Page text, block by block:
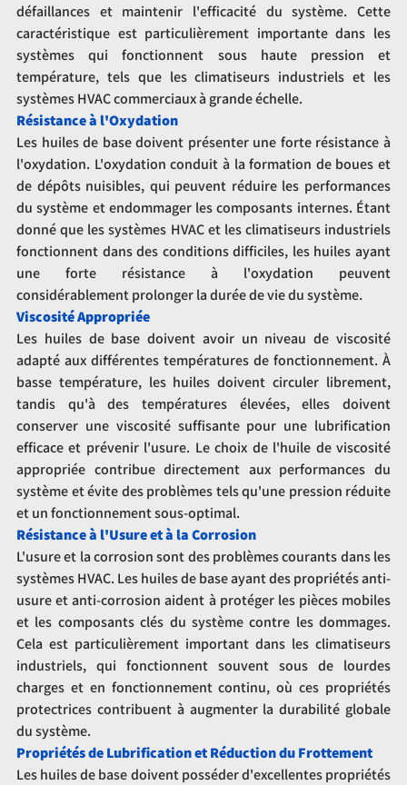
défaillances et maintenir l'efficacité du système. Cette
caractéristique est particulièrement importante dans les
systèmes qui fonctionnent sous haute pression et
température, tels que les climatiseurs industriels et les
systèmes HVAC commerciaux à grande échelle.
Résistance à l'Oxydation
Les huiles de base doivent présenter une forte résistance à
l'oxydation. L'oxydation conduit à la formation de boues et
de dépôts nuisibles, qui peuvent réduire les performances
du système et endommager les composants internes. Étant
donné que les systèmes HVAC et les climatiseurs industriels
fonctionnent dans des conditions difficiles, les huiles ayant
une forte résistance à l'oxydation peuvent
considérablement prolonger la durée de vie du système.
Viscosité Appropriée
Les huiles de base doivent avoir un niveau de viscosité
adapté aux différentes températures de fonctionnement. À
basse température, les huiles doivent circuler librement,
tandis qu'à des températures élevées, elles doivent
conserver une viscosité suffisante pour une lubrification
efficace et prévenir l'usure. Le choix de l'huile de viscosité
appropriée contribue directement aux performances du
système et évite des problèmes tels qu'une pression réduite
et un fonctionnement sous-optimal.
Résistance à l'Usure et à la Corrosion
L'usure et la corrosion sont des problèmes courants dans les
systèmes HVAC. Les huiles de base ayant des propriétés anti-
usure et anti-corrosion aident à protéger les pièces mobiles
et les composants clés du système contre les dommages.
Cela est particulièrement important dans les climatiseurs
industriels, qui fonctionnent souvent sous de lourdes
charges et en fonctionnement continu, où ces propriétés
protectrices contribuent à augmenter la durabilité globale
du système.
Propriétés de Lubrification et Réduction du Frottement
Les huiles de base doivent posséder d'excellentes propriétés